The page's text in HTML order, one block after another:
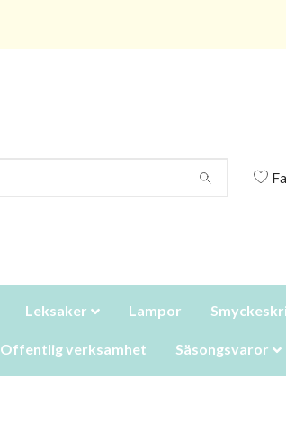
Leksaker Lampor
Offentlig verksamhet Säsongsvaror